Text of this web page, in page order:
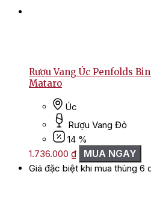
Rượu Vang Úc Penfolds
Mataro
Úc
Rượu Vang Đỏ
14 %
1.736.000 ₫ MUA NGAY
Giá đặc biệt khi mua thùng 6